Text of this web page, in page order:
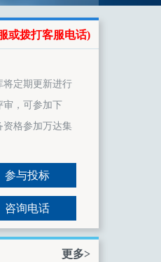
或拨打客服电话)
将定期更新进行
审，可参加下
资格参加万达集
参与投标
咨询电话
更多>